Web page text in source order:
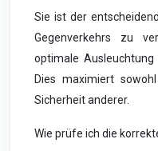
Sie ist der
Gegenverkehrs zu
optimale
Dies maximiert
Sicherheit anderer.
Wie prüfe ich die